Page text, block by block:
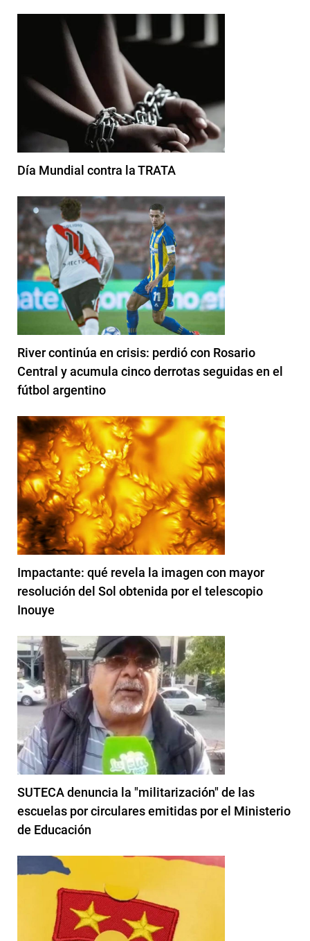
Día Mundial contra la TRATA
River continúa en crisis: perdió con Rosario
Central y acumula cinco derrotas seguidas en el
fútbol argentino
Impactante: qué revela la imagen con mayor
resolución del Sol obtenida por el telescopio
Inouye
SUTECA denuncia la "militarización" de las
escuelas por circulares emitidas por el Ministerio
de Educación